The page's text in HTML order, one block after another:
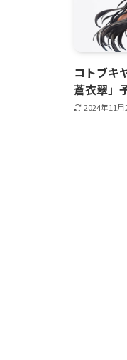
コトブキ
蒼衣翠」
2024年11月